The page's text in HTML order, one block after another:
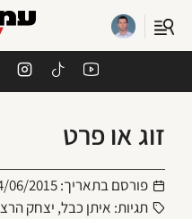
זוג או פרט
פורסם בתאריך:06/2015
תגיות: איתן כבל, יצחק